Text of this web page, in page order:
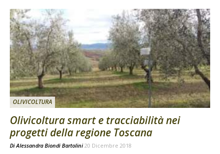
OLIVICOLTURA
Olivicoltura smart e tracciabilità nei
progetti della regione Toscana
Di Alessandra Biondi Bartolini 20 Dicembre 2018